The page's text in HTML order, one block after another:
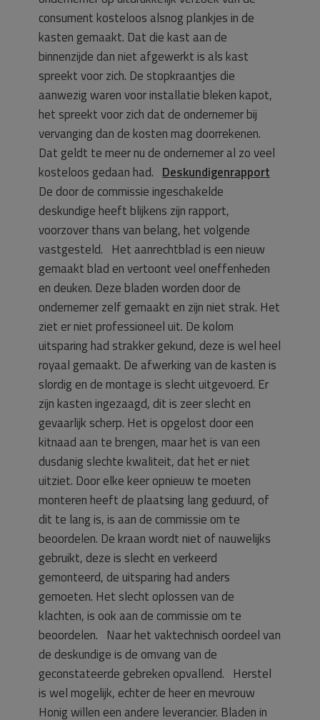
consument kosteloos alsnog plankjes in de
kasten gemaakt. Dat die kast aan de
binnenzijde dan niet afgewerkt is als kast
spreekt voor zich. De stopkraantjes die
aanwezig waren voor installatie bleken kapot,
het spreekt voor zich dat de ondernemer bij
vervanging dan de kosten mag doorrekenen.
Dat geldt te meer nu de ondernemer al zo veel
kosteloos gedaan had. Deskundigenrapport
De door de commissie ingeschakelde
deskundige heeft blijkens zijn rapport,
voorzover thans van belang, het volgende
vastgesteld. Het aanrechtblad is een nieuw
gemaakt blad en vertoont veel oneffenheden
en deuken. Deze bladen worden door de
ondernemer zelf gemaakt en zijn niet strak. Het
ziet er niet professioneel uit. De kolom
uitsparing had strakker gekund, deze is wel heel
royaal gemaakt. De afwerking van de kasten is
slordig en de montage is slecht uitgevoerd. Er
zijn kasten ingezaagd, dit is zeer slecht en
gevaarlijk scherp. Het is opgelost door een
kitnaad aan te brengen, maar het is van een
dusdanig slechte kwaliteit, dat het er niet
uitziet. Door elke keer opnieuw te moeten
monteren heeft de plaatsing lang geduurd, of
dit te lang is, is aan de commissie om te
beoordelen. De kraan wordt niet of nauwelijks
gebruikt, deze is slecht en verkeerd
gemonteerd, de uitsparing had anders
gemoeten. Het slecht oplossen van de
klachten, is ook aan de commissie om te
beoordelen. Naar het vaktechnisch oordeel van
de deskundige is de omvang van de
geconstateerde gebreken opvallend. Herstel
is wel mogelijk, echter de heer en mevrouw
Honig willen een andere leverancier. Bladen in